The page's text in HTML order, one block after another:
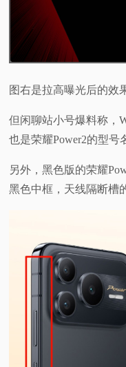
验
专
题
图右是拉高曝光后的效
但闲聊站小号爆料称，
也是荣耀Power2的型号
另外，黑色版的荣耀
黑色中框，天线隔断槽